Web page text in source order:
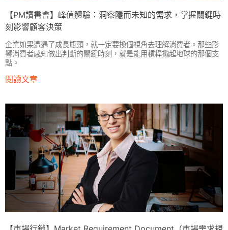
【PM讀書會】峰值體驗：洞察隱而未知的需求，掌握關鍵時
刻影響顧客決策
企業如果遭遇了成長瓶頸，就一定要換個視角去理解消費者。那些影
響消費者感知做出判斷的關鍵時刻，就是能用槓桿撬起地球的那個支
點。
閱讀文章